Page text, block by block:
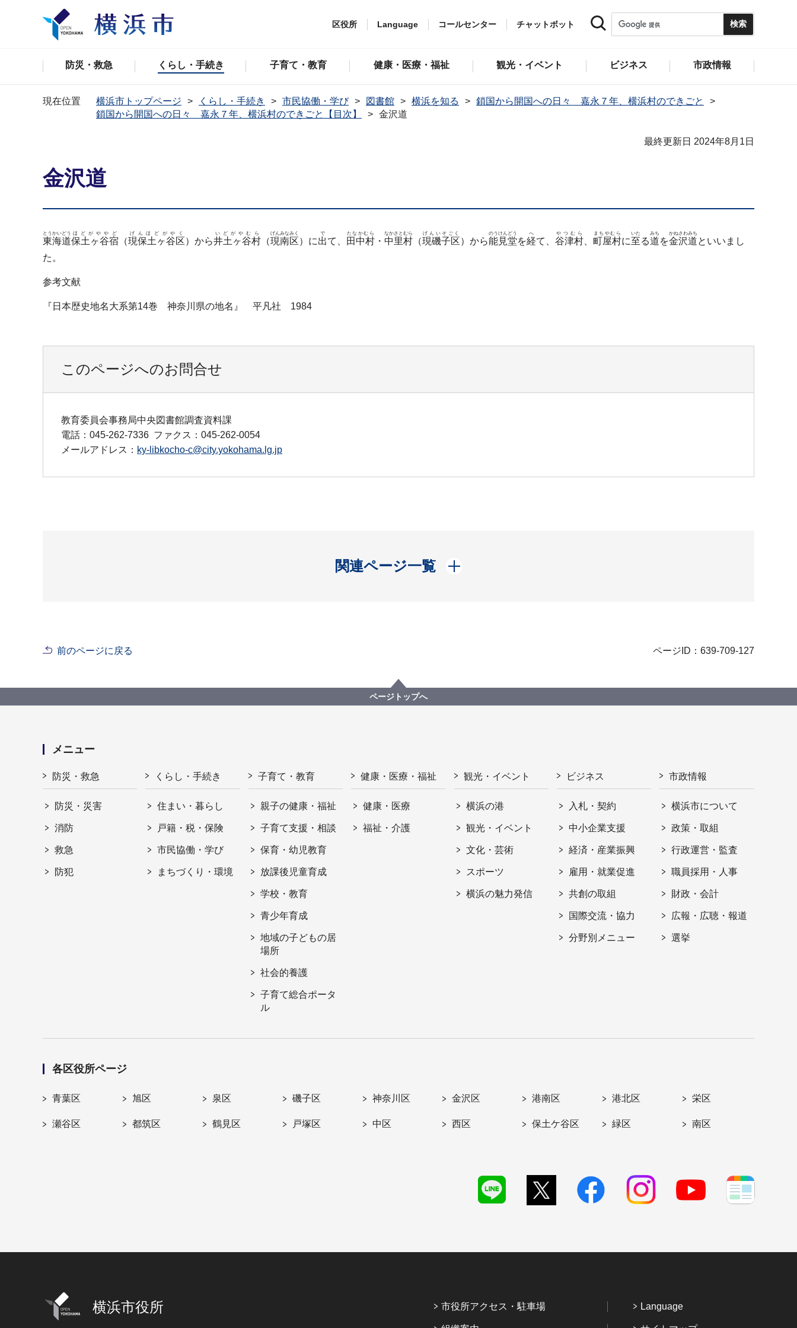
区役所 Language コールセンター チャットボット
防災・救急 くらし・手続き 子育て・教育 健康・医療・福祉 観光・イベント ビジネス 市政情報
現在位置 横浜市トップページ くらし・手続き 市民協働・学び 図書館 横浜を知る
鎖国から開国への日々 嘉永７年、横浜村のできごと
鎖国から開国への日々 嘉永７年、横浜村のできごと【目次】
金沢道
最終更新日 2024年8月1日
金沢道
東海道
とうかいどう
保土ヶ谷宿
ほどがややど
（現保土ヶ谷区
げんほどがやく
）から井土ヶ谷村
いどがやむら
（現南区
げんみなみく
）に出
で
て、 田中村
たなかむら
・ 中里村
なかさとむら
（現磯子区
げんいそごく
）から能見堂
のうけんどう
を経
へ
て、 谷津村
やつむら
町屋村
まちやむら
に至
いた
る道
みち
を金沢道
かねさわみち
といいまし
た。
参考文献
『日本歴史地名大系第14巻 神奈川県の地名』 平凡社 1984
このページへのお問合せ
教育委員会事務局中央図書館調査資料課
電話：045-262-7336 ファクス：045-262-0054
メールアドレス： ky-libkocho-c@city.yokohama.lg.jp
関連ページ一覧
開く
前のページに戻る ページID：639-709-127
ページトップへ
メニュー
防災・救急
防災・災害
消防
救急
防犯
くらし・手続き
住まい・暮らし
戸籍・税・保険
市民協働・学び
まちづくり・環境
子育て・教育
親子の健康・福祉
子育て支援・相談
保育・幼児教育
放課後児童育成
学校・教育
青少年育成
地域の子どもの居
場所
社会的養護
子育て総合ポータ
ル
健康・医療・福祉
健康・医療
福祉・介護
観光・イベント
横浜の港
観光・イベント
文化・芸術
スポーツ
横浜の魅力発信
ビジネス
入札・契約
中小企業支援
経済・産業振興
雇用・就業促進
共創の取組
国際交流・協力
分野別メニュー
市政情報
横浜市について
政策・取組
行政運営・監査
職員採用・人事
財政・会計
広報・広聴・報道
選挙
各区役所ページ
青葉区 旭区 泉区 磯子区 神奈川区 金沢区 港南区 港北区 栄区
瀬谷区 都筑区 鶴見区 戸塚区 中区 西区 保土ケ谷区 緑区 南区
横浜市役所 市役所アクセス・駐車場 Language